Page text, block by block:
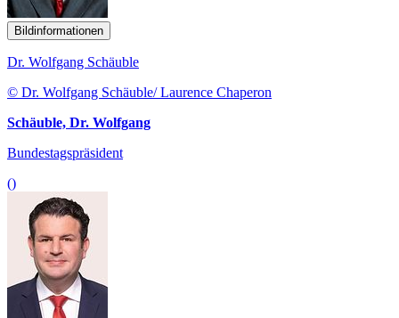
Bildinformationen
Dr. Wolfgang Schäuble
© Dr. Wolfgang Schäuble/ Laurence Chaperon
Schäuble, Dr. Wolfgang
Bundestagspräsident
()